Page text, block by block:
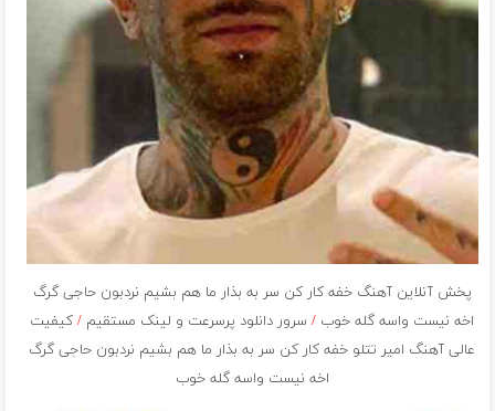
پخش آنلاین آهنگ خفه کار کن سر به بذار ما هم بشیم نردبون حاجی گرگ
اخه نیست واسه گله خوب /سرور دانلود پرسرعت و لینک مستقیم /کیفیت
عالی آهنگ امیر تتلو خفه کار کن سر به بذار ما هم بشیم نردبون حاجی گرگ
اخه نیست واسه گله خوب